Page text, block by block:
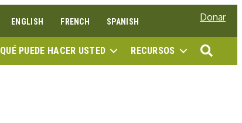
ENGLISH FRENCH SPANISH Donar
QUÉ PUEDE HACER USTED RECURSOS